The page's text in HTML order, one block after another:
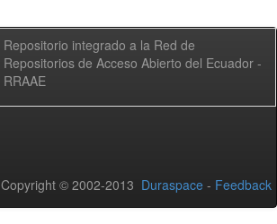
Repositorio integrado a la Red de
Repositorios de Acceso Abierto del Ecuador -
RRAAE
Copyright © 2002-2013 Duraspace - Feedback